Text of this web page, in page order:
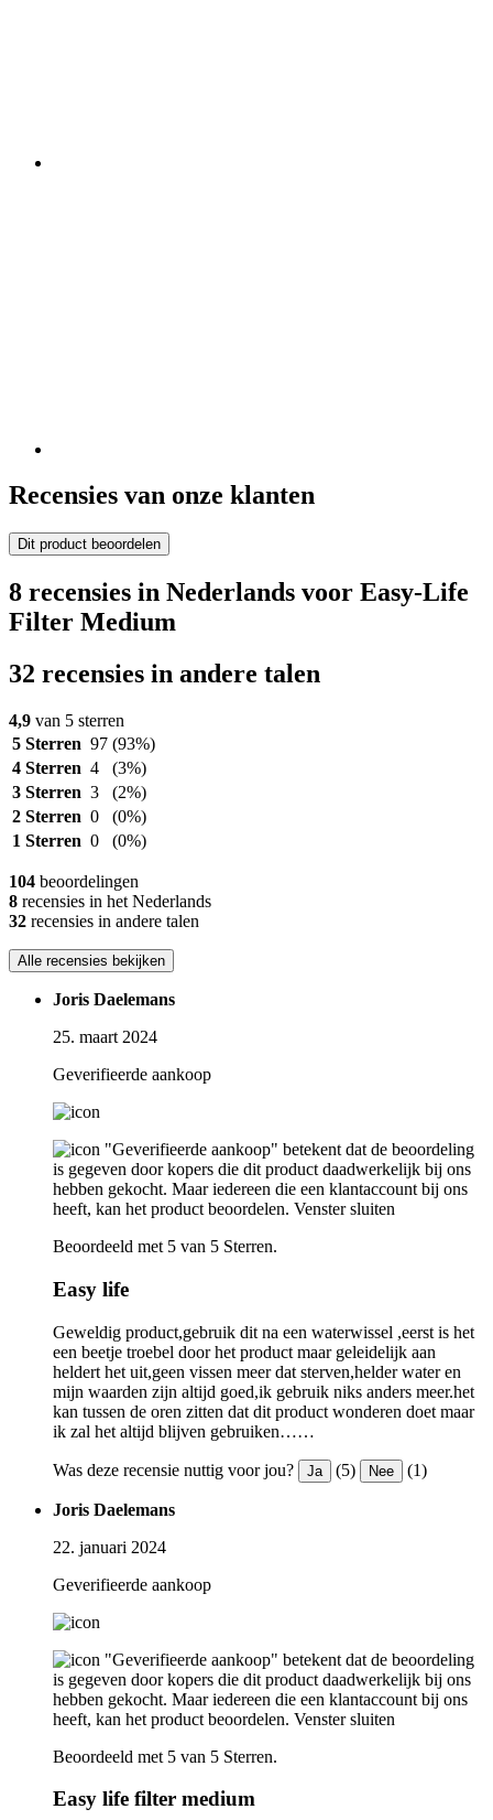
Recensies van onze klanten
Dit product beoordelen
8 recensies in Nederlands voor Easy-Life
Filter Medium
32 recensies in andere talen
4,9 van 5 sterren
5 Sterren 97 (93%)
4 Sterren 4
(3%)
3 Sterren 3
(2%)
2 Sterren 0
(0%)
1 Sterren 0 (0%)
104 beoordelingen
8 recensies in het Nederlands
32 recensies in andere talen
Alle recensies bekijken
Joris Daelemans
25. maart 2024
Geverifieerde aankoop
"Geverifieerde aankoop" betekent dat de beoordeling
is gegeven door kopers die dit product daadwerkelijk bij ons
hebben gekocht. Maar iedereen die een klantaccount bij ons
heeft, kan het product beoordelen. Venster sluiten
Beoordeeld met 5 van 5 Sterren.
Easy life
Geweldig product,gebruik dit na een waterwissel ,eerst is het
een beetje troebel door het product maar geleidelijk aan
heldert het uit,geen vissen meer dat sterven,helder water en
mijn waarden zijn altijd goed,ik gebruik niks anders meer.het
kan tussen de oren zitten dat dit product wonderen doet maar
ik zal het altijd blijven gebruiken……
Was deze recensie nuttig voor jou? Ja (5) Nee (1)
Joris Daelemans
22. januari 2024
Geverifieerde aankoop
"Geverifieerde aankoop" betekent dat de beoordeling
is gegeven door kopers die dit product daadwerkelijk bij ons
hebben gekocht. Maar iedereen die een klantaccount bij ons
heeft, kan het product beoordelen. Venster sluiten
Beoordeeld met 5 van 5 Sterren.
Easy life filter medium